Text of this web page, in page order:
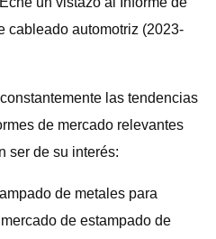
cableado automotriz (2023-
las tendencias
de mercado relevantes
ser de su interés:
de metales para
de estampado de